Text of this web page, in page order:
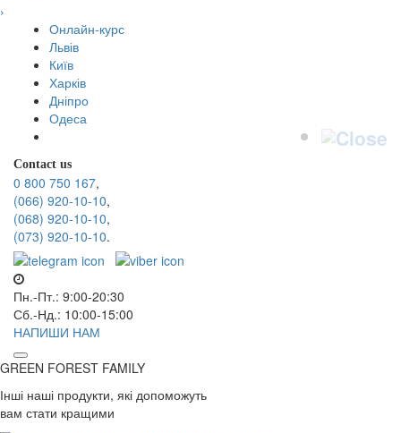
›
Онлайн-курс
Львів
Київ
Харків
Дніпро
Одеса
Contact us
0 800 750 167,
(066) 920-10-10,
(068) 920-10-10,
(073) 920-10-10.
Пн.-Пт.: 9:00-20:30
Сб.-Нд.: 10:00-15:00
НАПИШИ НАМ
GREEN FOREST FAMILY
Інші наші продукти, які допоможуть
вам стати кращими